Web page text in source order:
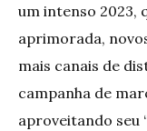
um intenso 2023,
aprimorada,
mais canais de
campanha de
aproveitando seu